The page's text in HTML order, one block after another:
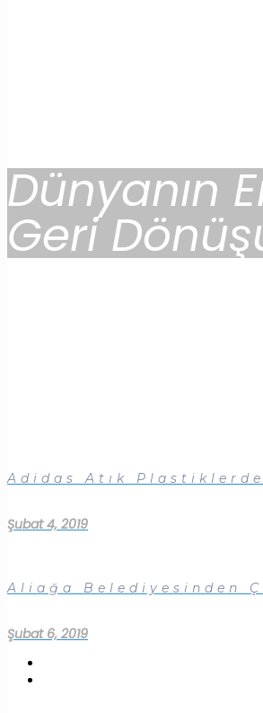
Dünyanın
Geri
Adidas Atık
Şubat 4, 2019
Aliağa Belediyesinden
Şubat 6, 2019